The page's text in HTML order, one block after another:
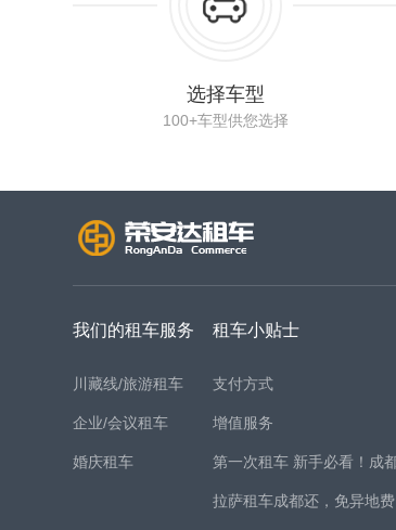
选择车型
100+车型供您选择
我们的租车服务
川藏线/旅游租车
企业/会议租车
婚庆租车
租车小贴士
支付方式
增值服务
第一次租车 新手必看！成
拉萨租车成都还，免异地费